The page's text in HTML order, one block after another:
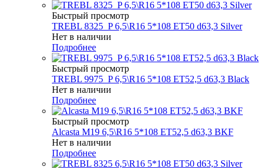
Быстрый просмотр
TREBL 8325_P 6,5\R16 5*108 ET50 d63,3 Silver
Нет в наличии
Подробнее
Быстрый просмотр
TREBL 9975_P 6,5\R16 5*108 ET52,5 d63,3 Black
Нет в наличии
Подробнее
Быстрый просмотр
Alcasta M19 6,5\R16 5*108 ET52,5 d63,3 BKF
Нет в наличии
Подробнее